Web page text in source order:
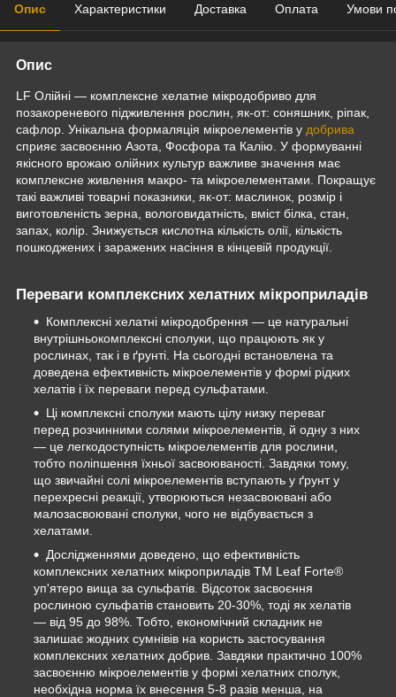
Опис Характеристики Доставка Оплата Умови
Опис
LF Олійні — комплексне хелатне мікродобриво для
позакореневого підживлення рослин, як-от: соняшник, ріпак,
сафлор. Унікальна формаляція мікроелементів у добрива
сприяє засвоєнню Азота, Фосфора та Калію. У формуванні
якісного врожаю олійних культур важливе значення має
комплексне живлення макро- та мікроелементами. Покращує
такі важливі товарні показники, як-от: маслинок, розмір і
виготовленість зерна, вологовидатність, вміст білка, стан,
запах, колір. Знижується кислотна кількість олії, кількість
пошкоджених і заражених насіння в кінцевій продукції.
Переваги комплексних хелатних мікроприладів
Комплексні хелатні мікродобрення — це натуральні
внутрішньокомплексні сполуки, що працюють як у
рослинах, так і в ґрунті. На сьогодні встановлена та
доведена ефективність мікроелементів у формі рідких
хелатів і їх переваги перед сульфатами.
Ці комплексні сполуки мають цілу низку переваг
перед розчинними солями мікроелементів, й одну з них
— це легкодоступність мікроелементів для рослини,
тобто поліпшення їхньої засвоюваності. Завдяки тому,
що звичайні солі мікроелементів вступають у ґрунт у
перехресні реакції, утворюються незасвоювані або
малозасвоювані сполуки, чого не відбувається з
хелатами.
Дослідженнями доведено, що ефективність
комплексних хелатних мікроприладів ТМ Leaf Forte®
уп'ятеро вища за сульфатів. Відсоток засвоєння
рослиною сульфатів становить 20-30%, тоді як хелатів
— від 95 до 98%. Тобто, економічний складник не
залишає жодних сумнівів на користь застосування
комплексних хелатних добрив. Завдяки практично 100%
засвоєнню мікроелементів у формі хелатних сполук,
необхідна норма їх внесення 5-8 разів менша, на